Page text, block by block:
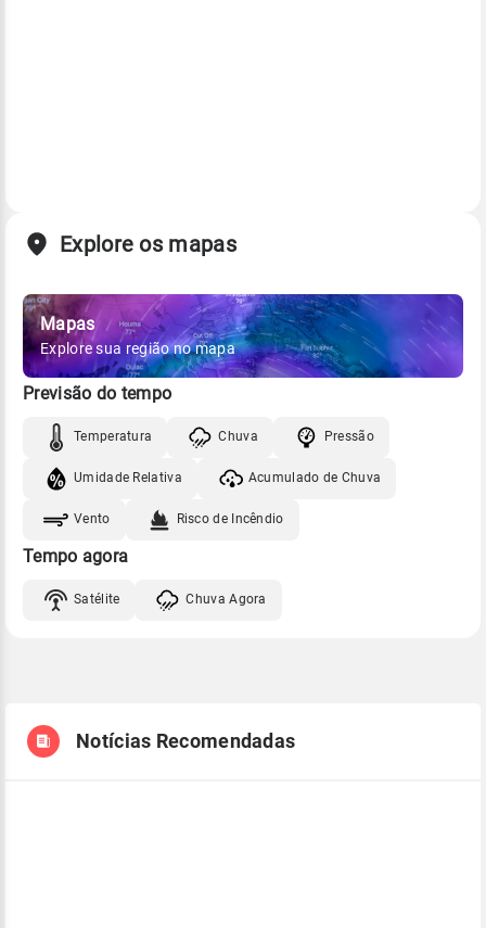
Explore os mapas
Mapas
Explore sua região no mapa
Previsão do tempo
Temperatura Chuva Pressão
Umidade Relativa Acumulado de Chuva
Vento Risco de Incêndio
Tempo agora
Satélite Chuva Agora
Notícias Recomendadas